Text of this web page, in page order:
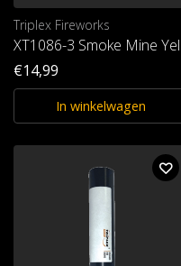
Triplex Fireworks
XT1086-3 Smoke Mine
€14,99
In winkelwagen